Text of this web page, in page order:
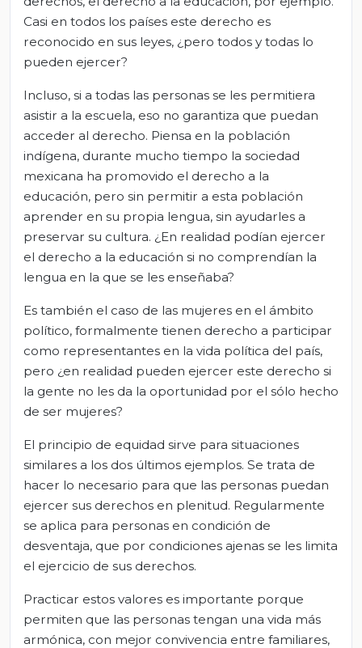
Casi en todos los países este derecho es
reconocido en sus leyes, ¿pero todos y todas lo
pueden ejercer?
Incluso, si a todas las personas se les permitiera
asistir a la escuela, eso no garantiza que puedan
acceder al derecho. Piensa en la población
indígena, durante mucho tiempo la sociedad
mexicana ha promovido el derecho a la
educación, pero sin permitir a esta población
aprender en su propia lengua, sin ayudarles a
preservar su cultura. ¿En realidad podían ejercer
el derecho a la educación si no comprendían la
lengua en la que se les enseñaba?
Es también el caso de las mujeres en el ámbito
político, formalmente tienen derecho a participar
como representantes en la vida política del país,
pero ¿en realidad pueden ejercer este derecho si
la gente no les da la oportunidad por el sólo hecho
de ser mujeres?
El principio de equidad sirve para situaciones
similares a los dos últimos ejemplos. Se trata de
hacer lo necesario para que las personas puedan
ejercer sus derechos en plenitud. Regularmente
se aplica para personas en condición de
desventaja, que por condiciones ajenas se les limita
el ejercicio de sus derechos.
Practicar estos valores es importante porque
permiten que las personas tengan una vida más
armónica, con mejor convivencia entre familiares,